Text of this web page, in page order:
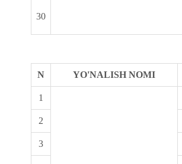
30
N YO'NALISH NOMI
1
2
3